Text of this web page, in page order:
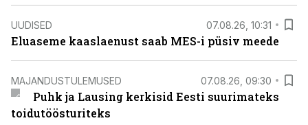
UUDISED 07.08.26, 10:31
Eluaseme kaaslaenust saab MES-i püsiv meede
MAJANDUSTULEMUSED 07.08.26, 09:30
Puhk ja Lausing kerkisid Eesti suurimateks
toidutöösturiteks